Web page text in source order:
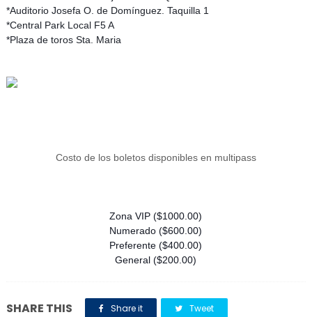
*Auditorio Josefa O. de Domínguez. Taquilla 1
*Central Park Local F5 A
*Plaza de toros Sta. Maria
Costo de los boletos disponibles en multipass
Zona VIP ($1000.00)
Numerado ($600.00)
Preferente ($400.00)
General ($200.00)
SHARE THIS Share it Tweet